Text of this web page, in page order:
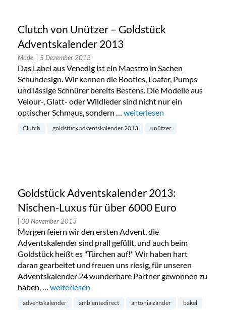
Clutch von Unützer – Goldstück
Adventskalender 2013
Mode, | 5 Dezember 2013
Das Label aus Venedig ist ein Maestro in Sachen
Schuhdesign. Wir kennen die Booties, Loafer, Pumps
und lässige Schnürer bereits Bestens. Die Modelle aus
Velour-, Glatt- oder Wildleder sind nicht nur ein
optischer Schmaus, sondern … „Clutch von Unützer –
weiterlesen
Clutch goldstück adventskalender 2013 unützer
Goldstück Adventskalender 2013:
Nischen-Luxus für über 6000 Euro
| 30 November 2013
Morgen feiern wir den ersten Advent, die
Adventskalender sind prall gefüllt, und auch beim
Goldstück heißt es "Türchen auf!" Wir haben hart
daran gearbeitet und freuen uns riesig, für unseren
Adventskalender 24 wunderbare Partner gewonnen zu
haben, … „Goldstück Adventskalender 2013: Nischen-
weiterlesen
adventskalender ambientedirect antonia zander
bakel